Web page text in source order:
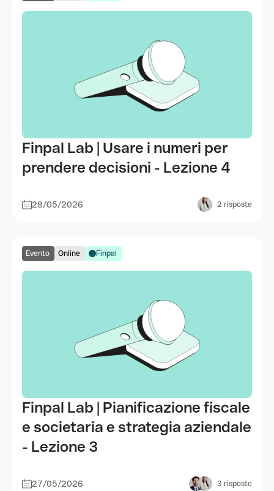
Finpal Lab | Usare i numeri per
prendere decisioni - Lezione 4
28/05/2026 2 risposte
Evento Online Finpal
Finpal Lab | Pianificazione fiscale
e societaria e strategia aziendale
- Lezione 3
27/05/2026 3 risposte